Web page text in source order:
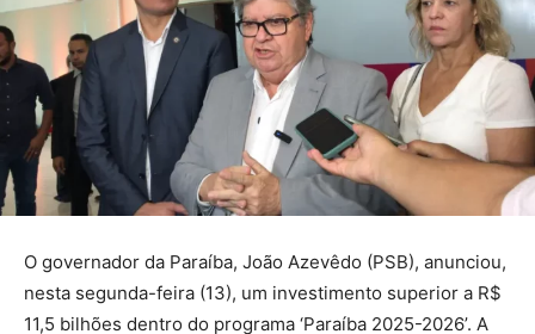
O governador da Paraíba, João Azevêdo (PSB), anunciou,
nesta segunda-feira (13), um investimento superior a R$
11,5 bilhões dentro do programa ‘Paraíba 2025-2026’. A